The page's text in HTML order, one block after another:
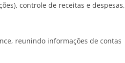
controle de receitas e despesas,
reunindo informações de contas